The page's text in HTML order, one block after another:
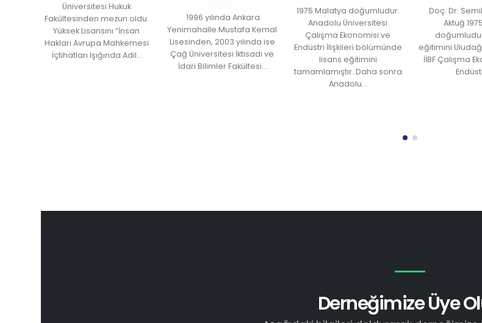
Üniversitesi Hukuk
Fakültesinden mezun oldu.
Yüksek Lisansını “İnsan
Hakları Avrupa Mahkemesi
İçtihatları Işığında Adil…
1996 yılında Ankara
Yenimahalle Mustafa Kemal
Lisesinden, 2003 yılında ise
Çağ Üniversitesi İktisadi ve
İdari Bilimler Fakültesi…
1975 Malatya doğumludur.
Anadolu Üniversitesi
Çalışma Ekonomisi ve
Endüstri İlişkileri bölümünde
lisans eğitimini
tamamlamıştır. Daha sonra
Anadolu…
Doç. Dr.
Aktuğ 1975
doğumludur.
eğitimini Uludağ
İİBF Çalışma
Derneğimize Üye